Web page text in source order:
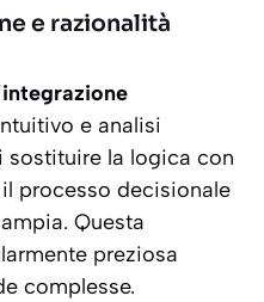
e razionalità
integrazione
e analisi
sostituire la logica con
processo decisionale
Questa
preziosa
complesse.